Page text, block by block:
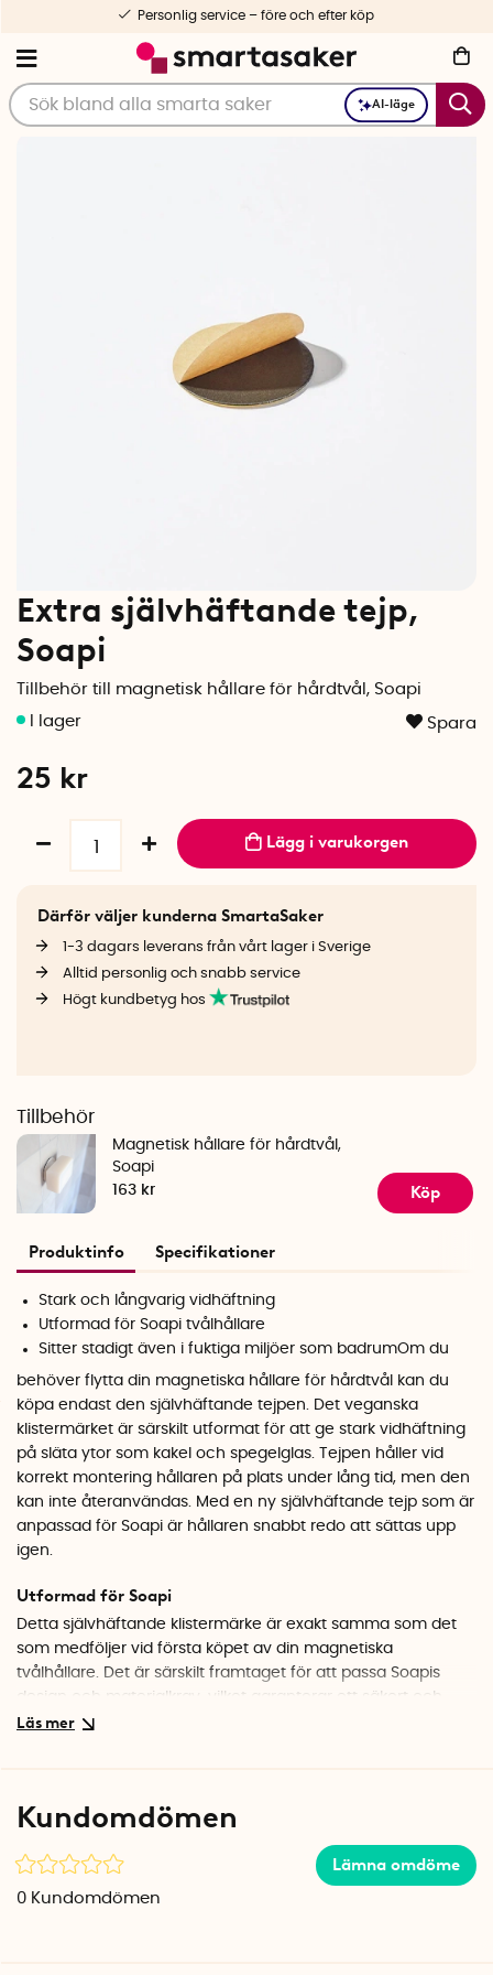
AI-läge
Personlig service – före och efter köp
Extra självhäftande tejp,
Soapi
Tillbehör till magnetisk hållare för hårdtvål, Soapi
Spara
25 kr
Lägg i varukorgen
Därför väljer kunderna SmartaSaker
1-3 dagars leverans från vårt lager i Sverige
Alltid personlig och snabb service
Högt kundbetyg hos
Tillbehör
Magnetisk hållare för hårdtvål,
Soapi
163 kr
Köp
Produktinfo Specifikationer
Stark och långvarig vidhäftning
Utformad för Soapi tvålhållare
Sitter stadigt även i fuktiga miljöer som badrumOm du
behöver flytta din magnetiska hållare för hårdtvål kan du
köpa endast den självhäftande tejpen. Det veganska
klistermärket är särskilt utformat för att ge stark vidhäftning
på släta ytor som kakel och spegelglas. Tejpen håller vid
korrekt montering hållaren på plats under lång tid, men den
kan inte återanvändas. Med en ny självhäftande tejp som är
anpassad för Soapi är hållaren snabbt redo att sättas upp
igen.
Utformad för Soapi
Detta självhäftande klistermärke är exakt samma som det
som medföljer vid första köpet av din magnetiska
tvålhållare. Det är särskilt framtaget för att passa Soapis
design och materialkrav, vilket garanterar ett säkert och
hållbart fäste vid korrekt applicering.
att ytan är ordentligt rengjord och torr vid montering. Den
starka vidhäftningen säkerställer att hållaren sitter stadigt
även i fuktiga miljöer som badrum och kök.
Kundomdömen
Lämna omdöme
0 Kundomdömen